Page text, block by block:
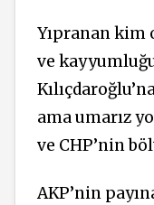
Yıpranan kim
ve
ama umarız
ve CHP’nin
AKP’nin